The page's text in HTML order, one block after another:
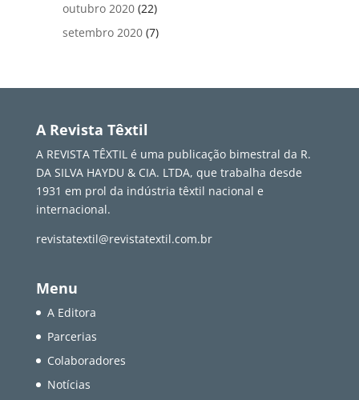
outubro 2020 (22)
setembro 2020 (7)
A Revista Têxtil
A REVISTA TÊXTIL é uma publicação bimestral da R.
DA SILVA HAYDU & CIA. LTDA, que trabalha desde
1931 em prol da indústria têxtil nacional e
internacional.
revistatextil@revistatextil.com.br
Menu
A Editora
Parcerias
Colaboradores
Notícias